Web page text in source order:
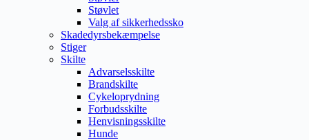
Støvlet
Valg af sikkerhedssko
Skadedyrsbekæmpelse
Stiger
Skilte
Advarselsskilte
Brandskilte
Cykeloprydning
Forbudsskilte
Henvisningsskilte
Hunde